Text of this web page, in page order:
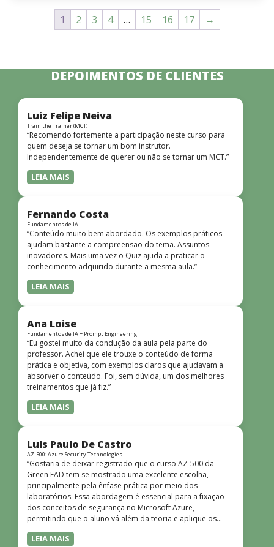
1 2 3 4 … 15 16 17 →
DEPOIMENTOS DE CLIENTES
Luiz Felipe Neiva
Train the Trainer (MCT)
“Recomendo fortemente a participação neste curso para
quem deseja se tornar um bom instrutor.
Independentemente de querer ou não se tornar um MCT.”
LEIA MAIS
Fernando Costa
Fundamentos de IA
“Conteúdo muito bem abordado. Os exemplos práticos
ajudam bastante a compreensão do tema. Assuntos
inovadores. Mais uma vez o Quiz ajuda a praticar o
conhecimento adquirido durante a mesma aula.”
LEIA MAIS
Ana Loise
Fundamentos de IA + Prompt Engineering
“Eu gostei muito da condução da aula pela parte do
professor. Achei que ele trouxe o conteúdo de forma
prática e objetiva, com exemplos claros que ajudavam a
absorver o conteúdo. Foi, sem dúvida, um dos melhores
treinamentos que já fiz.”
LEIA MAIS
Luis Paulo De Castro
AZ-500: Azure Security Technologies
“Gostaria de deixar registrado que o curso AZ-500 da
Green EAD tem se mostrado uma excelente escolha,
principalmente pela ênfase prática por meio dos
laboratórios. Essa abordagem é essencial para a fixação
dos conceitos de segurança no Microsoft Azure,
permitindo que o aluno vá além da teoria e aplique os
conhecimentos em cenários reais e simulados. Outro
ponto muito positivo é a didática do curso. O conteúdo é
LEIA MAIS